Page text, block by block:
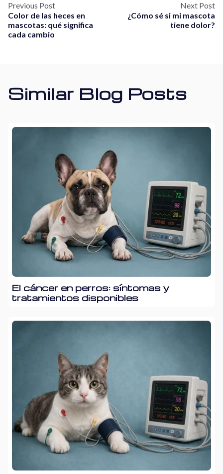
Previous Post
Color de las heces en
mascotas: qué significa
cada cambio
Next Post
¿Cómo sé si mi mascota
tiene dolor?
Similar Blog Posts
El cáncer en perros: síntomas y
tratamientos disponibles